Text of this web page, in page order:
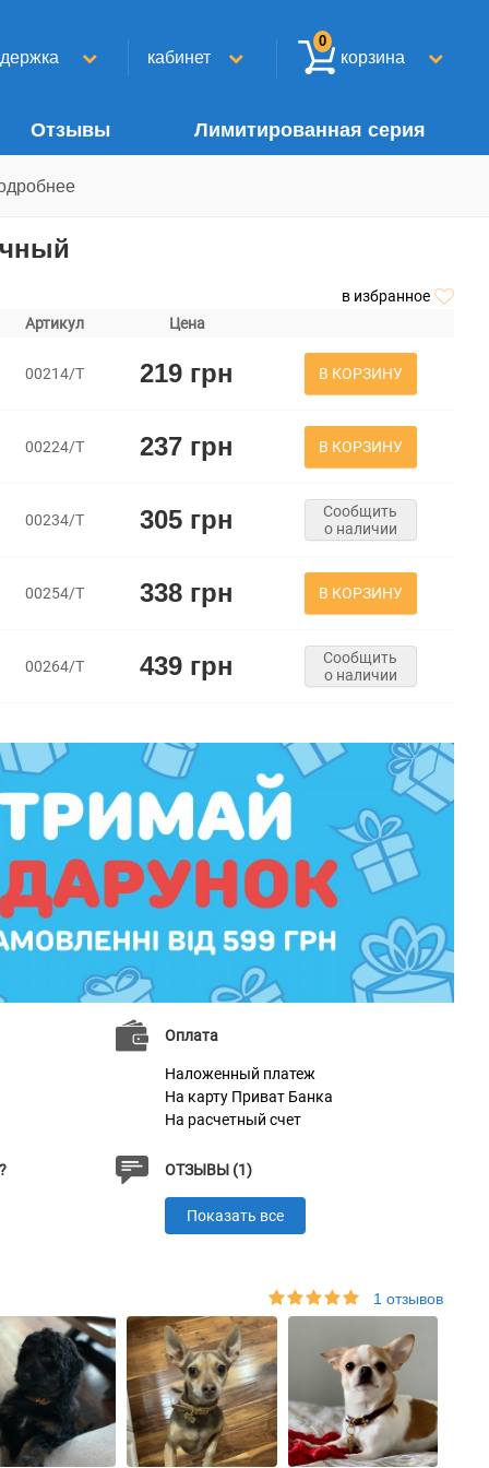
кабинет корзина
0
Отзывы Лимитированная серия
в избранное
Артикул
Цена
00214/Т 219 грн В КОРЗИНУ
00224/Т 237 грн В КОРЗИНУ
00234/Т 305 грн
Сообщить
о наличии
00254/Т 338 грн В КОРЗИНУ
00264/Т 439 грн
Сообщить
о наличии
Оплата
Наложенный платеж
На карту Приват Банка
На расчетный счет
ОТЗЫВЫ (1)
Показать все
1 отзывов